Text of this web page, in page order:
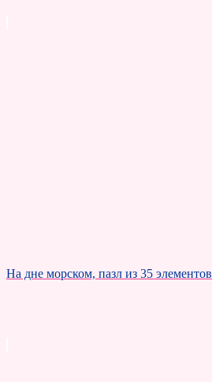
На дне морском, пазл из 35 элементов